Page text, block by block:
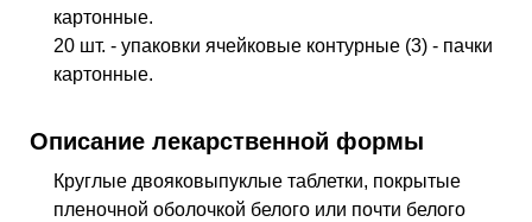
картонные.
20 шт. - упаковки ячейковые контурные (3) - пачки
картонные.
Описание лекарственной формы
Круглые двояковыпуклые таблетки, покрытые
пленочной оболочкой белого или почти белого